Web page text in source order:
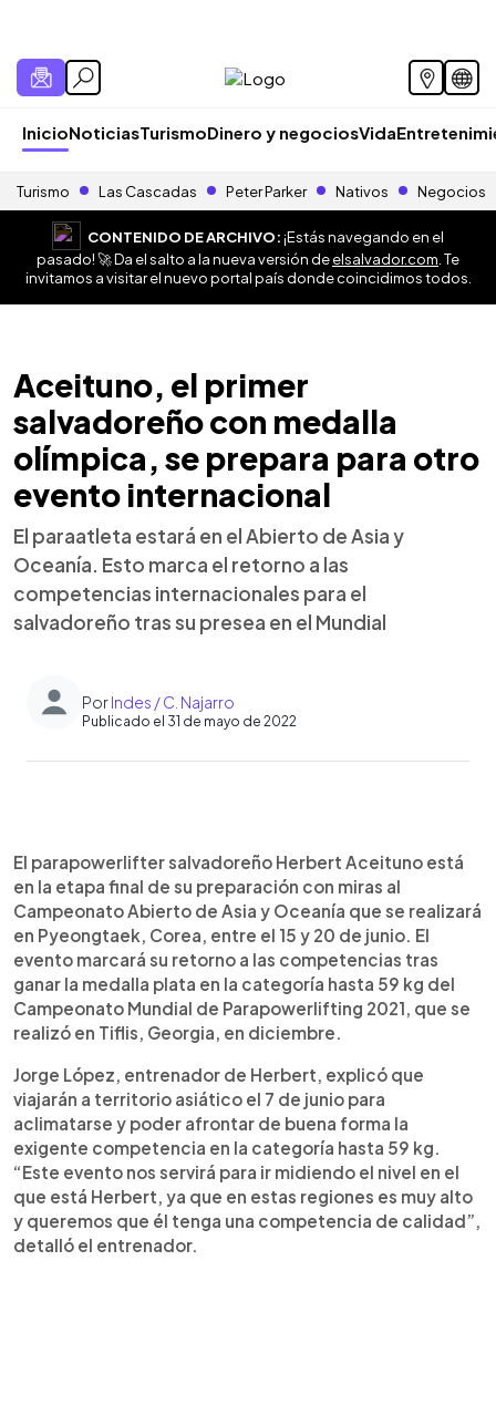
InicioNoticiasTurismoDinero y negociosVida
Turismo Las Cascadas Peter Parker Nativos Negocios
CONTENIDO DE ARCHIVO:¡Estás navegando en el
pasado! 🚀 Da el salto a la nueva versión deelsalvador.com . Te
invitamos a visitar el nuevo portal país donde coincidimos todos.
Aceituno, el primer
salvadoreño con medalla
olímpica, se prepara para otro
evento internacional
El paraatleta estará en el Abierto de Asia y
Oceanía. Esto marca el retorno a las
competencias internacionales para el
salvadoreño tras su presea en el Mundial
PorIndes / C. Najarro
Publicado el 31 de mayo de 2022
Escuchar artículo
El parapowerlifter salvadoreño Herbert Aceituno está
en la etapa final de su preparación con miras al
Campeonato Abierto de Asia y Oceanía que se realizará
en Pyeongtaek, Corea, entre el 15 y 20 de junio. El
evento marcará su retorno a las competencias tras
ganar la medalla plata en la categoría hasta 59 kg del
Campeonato Mundial de Parapowerlifting 2021, que se
realizó en Tiflis, Georgia, en diciembre.
Jorge López, entrenador de Herbert, explicó que
viajarán a territorio asiático el 7 de junio para
aclimatarse y poder afrontar de buena forma la
exigente competencia en la categoría hasta 59 kg.
“Este evento nos servirá para ir midiendo el nivel en el
que está Herbert, ya que en estas regiones es muy alto
y queremos que él tenga una competencia de calidad”,
detalló el entrenador.